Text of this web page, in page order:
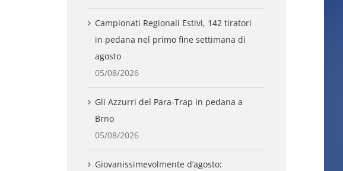
Campionati Regionali Estivi, 142 tiratori
in pedana nel primo fine settimana di
agosto
05/08/2026
Gli Azzurri del Para-Trap in pedana a
Brno
05/08/2026
Giovanissimevolmente d’agosto: